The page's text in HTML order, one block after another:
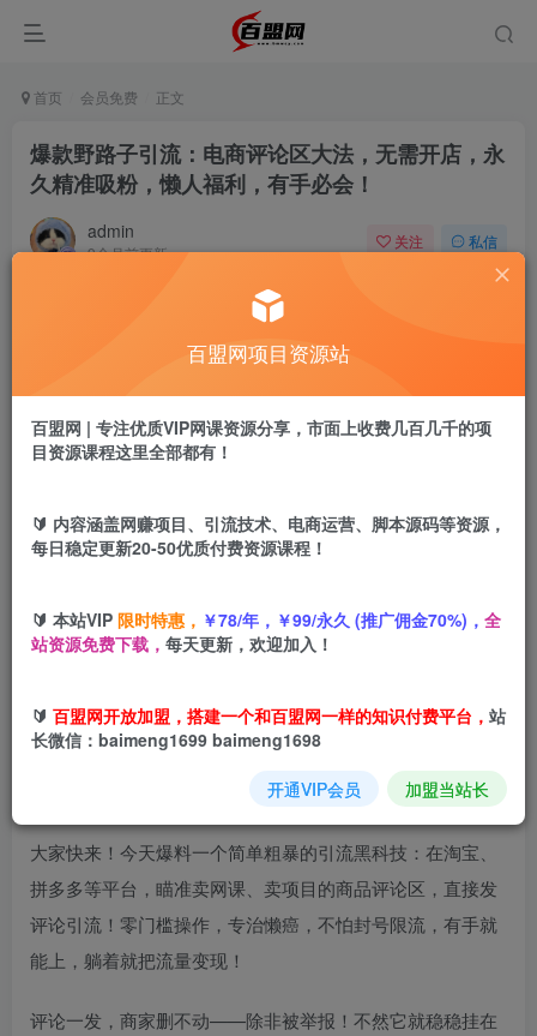
首页 会员免费 正文
爆款野路子引流：电商评论区大法，无需开店，永
久精准吸粉，懒人福利，有手必会！
admin
9个月前更新
关注 私信
盟币 9.9
立即购买
爆款野路子引流：电商评论区大法，无需开店，永久精准吸
大家快来！今天爆料一个简单粗暴的引流黑科技：在淘宝、
拼多多等平台，瞄准卖网课、卖项目的商品评论区，直接发
评论引流！零门槛操作，专治懒癌，不怕封号限流，有手就
能上，躺着就把流量变现！
评论一发，商家删不动——除非被举报！不然它就稳稳挂在
百盟网项目资源站
百盟网 | 专注优质VIP网课资源分享，市面上收费几百几千的项
目资源课程这里全部都有！
🔰 内容涵盖网赚项目、引流技术、电商运营、脚本源码等资源，
每日稳定更新20-50优质付费资源课程！
🔰 本站VIP 限时特惠， ￥78/年，￥99/永久 (推广佣金70%)， 全
站资源免费下载， 每天更新，欢迎加入！
🔰 百盟网开放加盟，搭建一个和百盟网一样的知识付费平台， 站
长微信：baimeng1699 baimeng1698
开通VIP会员 加盟当站长